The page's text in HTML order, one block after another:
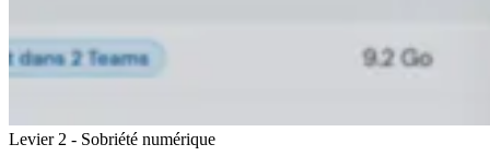
Levier 2 - Sobriété numérique